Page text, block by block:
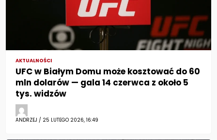
AKTUALNOŚCI
UFC w Białym Domu może kosztować do 60
mln dolarów — gala 14 czerwca z około 5
tys. widzów
ANDRZEJ / 25 LUTEGO 2026, 16:49